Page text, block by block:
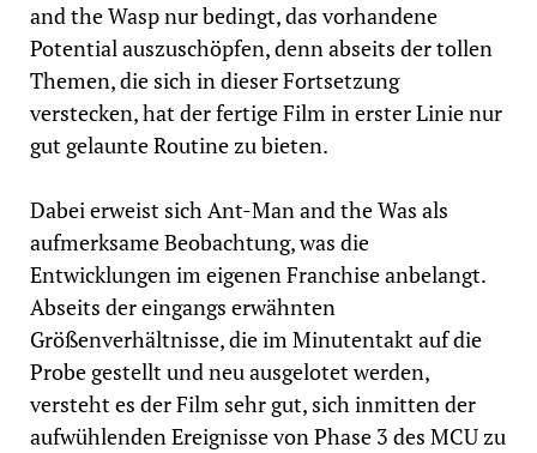
and the Wasp nur bedingt, das vorhandene
Potential auszuschöpfen, denn abseits der tollen
Themen, die sich in dieser Fortsetzung
verstecken, hat der fertige Film in erster Linie nur
gut gelaunte Routine zu bieten.
Dabei erweist sich Ant-Man and the Was als
aufmerksame Beobachtung, was die
Entwicklungen im eigenen Franchise anbelangt.
Abseits der eingangs erwähnten
Größenverhältnisse, die im Minutentakt auf die
Probe gestellt und neu ausgelotet werden,
versteht es der Film sehr gut, sich inmitten der
aufwühlenden Ereignisse von Phase 3 des MCU zu